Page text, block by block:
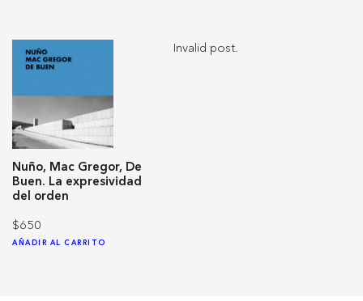
Nuño, Mac Gregor, De
Buen. La expresividad
del orden
$650
AÑADIR AL CARRITO
Invalid post.